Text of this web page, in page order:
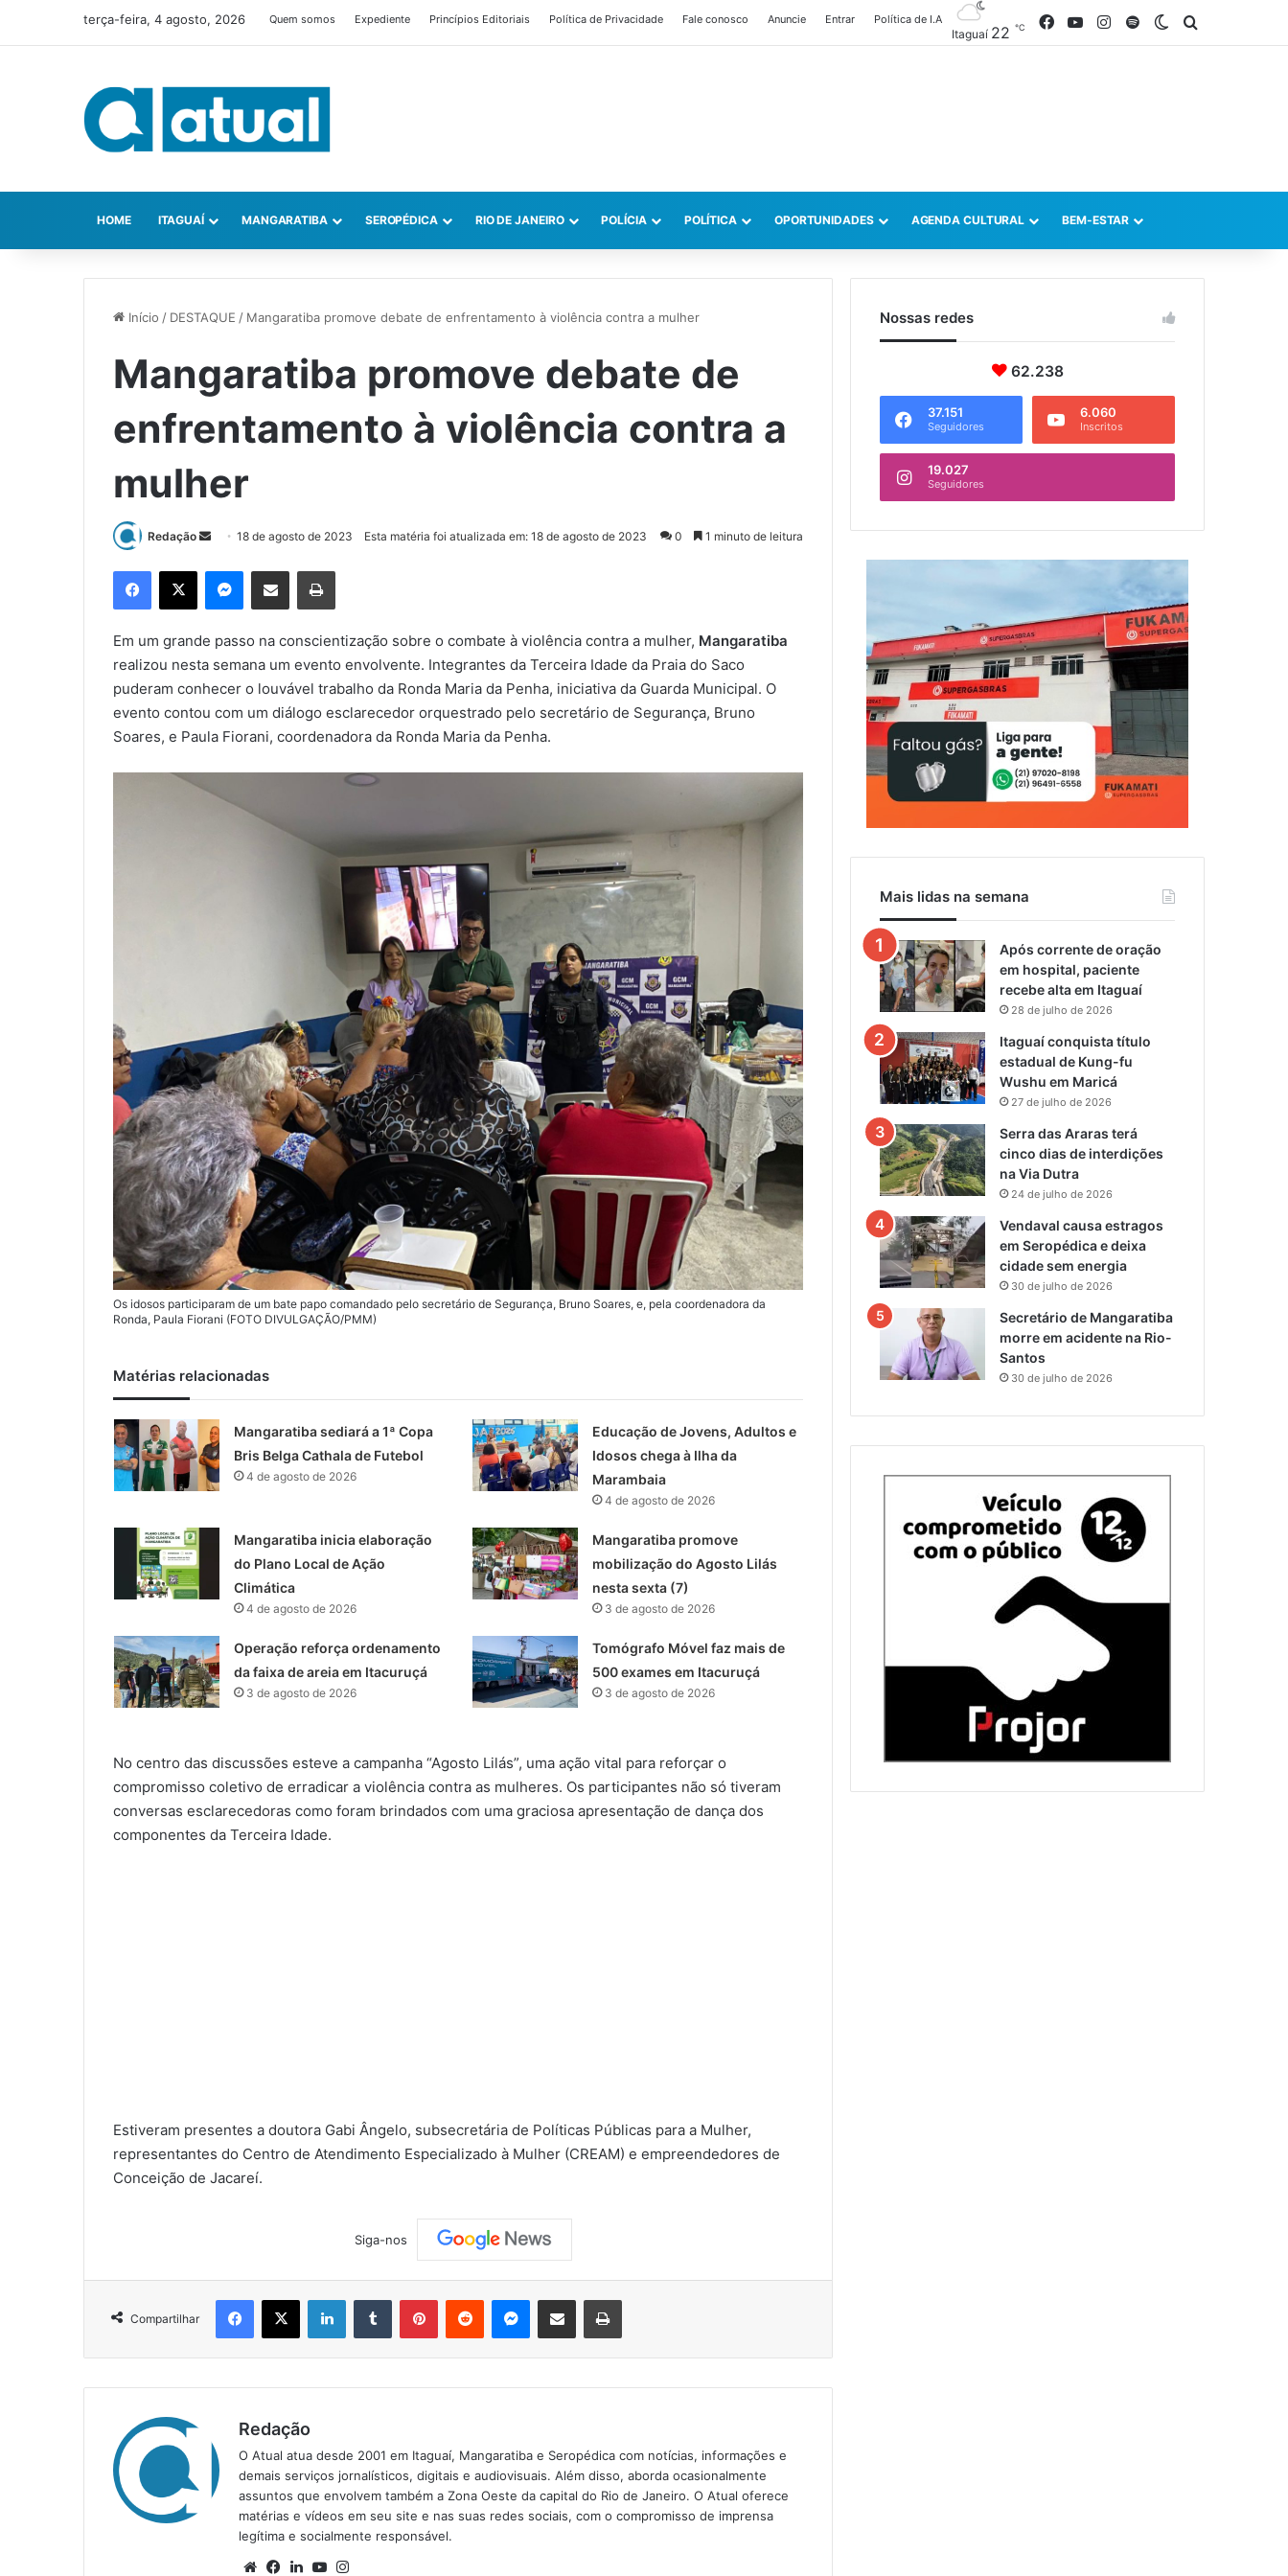
terça-feira, 4 agosto, 2026 Quem somos Expediente Princípios Editoriais Política de Privacidade Fale conosco Anuncie Entrar Política de I.A
Itaguaí 22 ℃ FacebookYouTubeInstagram
SpotifySwitch skin
HOME ITAGUAÍ MANGARATIBA SEROPÉDICA RIO DE JANEIRO POLÍCIA POLÍTICA OPORTUNIDADES AGENDA CULTURAL BEM-ESTAR
Início / DESTAQUE / Mangaratiba promove debate de enfrentamento à violência contra a mulher
Mangaratiba promove debate de
enfrentamento à violência contra a
mulher
Redação
u
m
e
-
m
18 de agosto de 2023 Esta matéria foi atualizada em: 18 de agosto de 2023 0 1 minuto de leitura
Em um grande passo na conscientização sobre o combate à violência contra a mulher, Mangaratiba
realizou nesta semana um evento envolvente. Integrantes da Terceira Idade da Praia do Saco
puderam conhecer o louvável trabalho da Ronda Maria da Penha, iniciativa da Guarda Municipal. O
evento contou com um diálogo esclarecedor orquestrado pelo secretário de Segurança, Bruno
Soares, e Paula Fiorani, coordenadora da Ronda Maria da Penha.
Os idosos participaram de um bate papo comandado pelo secretário de Segurança, Bruno Soares, e, pela coordenadora da
Ronda, Paula Fiorani (FOTO DIVULGAÇÃO/PMM)
Matérias relacionadas
Mangaratiba sediará a 1ª Copa
Bris Belga Cathala de Futebol
4 de agosto de 2026
Educação de Jovens, Adultos e
Idosos chega à Ilha da
Marambaia
4 de agosto de 2026
Mangaratiba inicia elaboração
do Plano Local de Ação
Climática
4 de agosto de 2026
Mangaratiba promove
mobilização do Agosto Lilás
nesta sexta (7)
3 de agosto de 2026
Operação reforça ordenamento
da faixa de areia em Itacuruçá
3 de agosto de 2026
Tomógrafo Móvel faz mais de
500 exames em Itacuruçá
3 de agosto de 2026
No centro das discussões esteve a campanha “Agosto Lilás”, uma ação vital para reforçar o
compromisso coletivo de erradicar a violência contra as mulheres. Os participantes não só tiveram
conversas esclarecedoras como foram brindados com uma graciosa apresentação de dança dos
componentes da Terceira Idade.
Estiveram presentes a doutora Gabi Ângelo, subsecretária de Políticas Públicas para a Mulher,
representantes do Centro de Atendimento Especializado à Mulher (CREAM) e empreendedores de
Conceição de Jacareí.
Siga-nos
Compartilhar
Redação
O Atual atua desde 2001 em Itaguaí, Mangaratiba e Seropédica com notícias, informações e
demais serviços jornalísticos, digitais e audiovisuais. Além disso, aborda ocasionalmente
assuntos que envolvem também a Zona Oeste da capital do Rio de Janeiro. O Atual oferece
matérias e vídeos em seu site e nas suas redes sociais, com o compromisso de imprensa
legítima e socialmente responsável.
We Fa Lin Yo
Nossas redes
62.238
37.151
Seguidores
6.060
Inscritos
19.027
Seguidores
Mais lidas na semana
Após corrente de oração
em hospital, paciente
recebe alta em Itaguaí
28 de julho de 2026
Itaguaí conquista título
estadual de Kung-fu
Wushu em Maricá
27 de julho de 2026
Serra das Araras terá
cinco dias de interdições
na Via Dutra
24 de julho de 2026
Vendaval causa estragos
em Seropédica e deixa
cidade sem energia
30 de julho de 2026
Secretário de Mangaratiba
morre em acidente na Rio-
Santos
30 de julho de 2026